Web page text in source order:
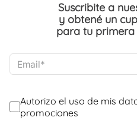
Suscribite a
y obtené un
para tu